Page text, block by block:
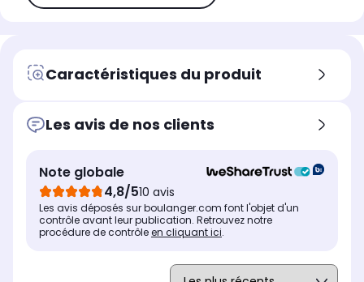
Caractéristiques du produit
Les avis de nos clients
Note globale
4,8/510 avis
Les avis déposés sur boulanger.com font l'objet d'un
contrôle avant leur publication. Retrouvez notre
procédure de contrôleen cliquant ici.